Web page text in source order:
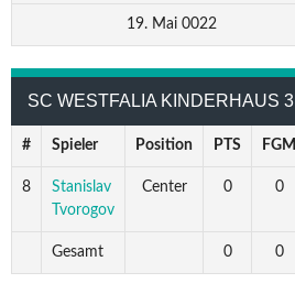
19. Mai 0022
SC WESTFALIA KINDERHAUS 3
# Spieler Position PTS FGM
8
Stanislav
Tvorogov
Center 0 0
Gesamt 0 0